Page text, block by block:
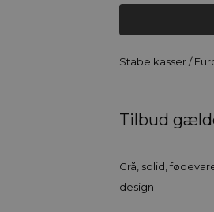
Stabelkasser /
Tilbud
Grå, solid,
design